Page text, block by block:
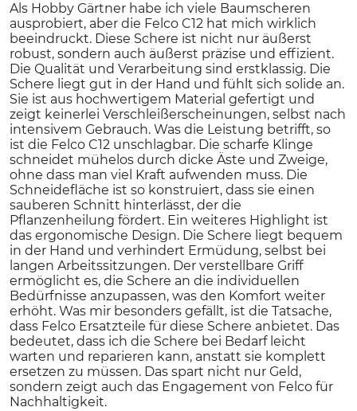
Als Hobby Gärtner habe ich viele Baumscheren
ausprobiert, aber die Felco C12 hat mich wirklich
beeindruckt. Diese Schere ist nicht nur äußerst
robust, sondern auch äußerst präzise und effizient.
Die Qualität und Verarbeitung sind erstklassig. Die
Schere liegt gut in der Hand und fühlt sich solide an.
Sie ist aus hochwertigem Material gefertigt und
zeigt keinerlei Verschleißerscheinungen, selbst nach
intensivem Gebrauch. Was die Leistung betrifft, so
ist die Felco C12 unschlagbar. Die scharfe Klinge
schneidet mühelos durch dicke Äste und Zweige,
ohne dass man viel Kraft aufwenden muss. Die
Schneidefläche ist so konstruiert, dass sie einen
sauberen Schnitt hinterlässt, der die
Pflanzenheilung fördert. Ein weiteres Highlight ist
das ergonomische Design. Die Schere liegt bequem
in der Hand und verhindert Ermüdung, selbst bei
langen Arbeitssitzungen. Der verstellbare Griff
ermöglicht es, die Schere an die individuellen
Bedürfnisse anzupassen, was den Komfort weiter
erhöht. Was mir besonders gefällt, ist die Tatsache,
dass Felco Ersatzteile für diese Schere anbietet. Das
bedeutet, dass ich die Schere bei Bedarf leicht
warten und reparieren kann, anstatt sie komplett
ersetzen zu müssen. Das spart nicht nur Geld,
sondern zeigt auch das Engagement von Felco für
Nachhaltigkeit.